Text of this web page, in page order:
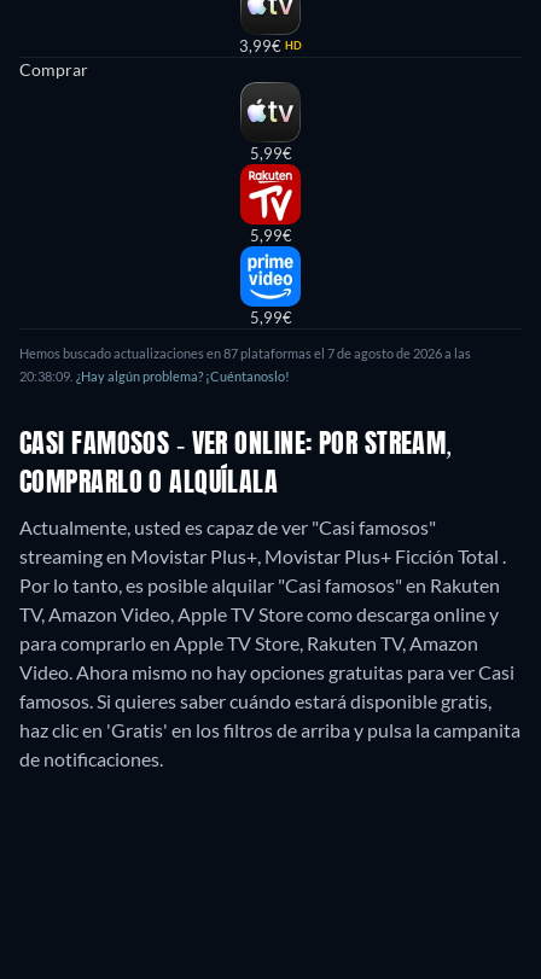
3,99€ HD
Comprar
5,99€
5,99€
5,99€
Hemos buscado actualizaciones en87plataformas el 7 de agosto de 2026a las
20:38:09 ¿Hay algún problema? ¡Cuéntanoslo!
CASI FAMOSOS - VER ONLINE: POR STREAM,
COMPRARLO O ALQUÍLALA
Actualmente, usted es capaz de ver "Casi famosos"
streaming en Movistar Plus+, Movistar Plus+ Ficción Total .
Por lo tanto, es posible alquilar "Casi famosos" en Rakuten
TV, Amazon Video, Apple TV Store como descarga online y
para comprarlo en Apple TV Store, Rakuten TV, Amazon
Video.Ahora mismo no hay opciones gratuitas para ver Casi
famosos. Si quieres saber cuándo estará disponible gratis,
haz clic en 'Gratis' en los filtros de arriba y pulsa la campanita
de notificaciones.